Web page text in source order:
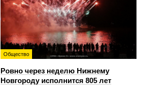
Общество
Ровно через неделю Нижнему
Новгороду исполнится 805 лет